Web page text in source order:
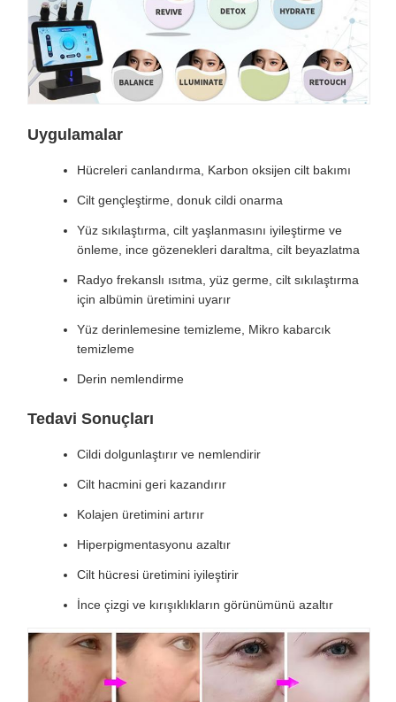
Uygulamalar
Hücreleri canlandırma, Karbon oksijen cilt bakımı
Cilt gençleştirme, donuk cildi onarma
Yüz sıkılaştırma, cilt yaşlanmasını iyileştirme ve
önleme, ince gözenekleri daraltma, cilt beyazlatma
Radyo frekanslı ısıtma, yüz germe, cilt sıkılaştırma
için albümin üretimini uyarır
Yüz derinlemesine temizleme, Mikro kabarcık
temizleme
Derin nemlendirme
Tedavi Sonuçları
Cildi dolgunlaştırır ve nemlendirir
Cilt hacmini geri kazandırır
Kolajen üretimini artırır
Hiperpigmentasyonu azaltır
Cilt hücresi üretimini iyileştirir
İnce çizgi ve kırışıklıkların görünümünü azaltır